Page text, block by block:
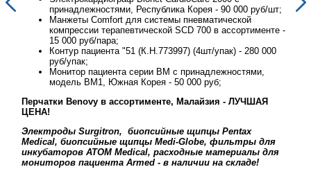
принадлежностями, Республика Корея - 90 000 руб/шт;
Манжеты Comfort для системы пневматической
компрессии терапевтической SCD 700 в ассортименте -
15 000 руб/пара;
Контур пациента "51 (К.Н.773997) (4шт/упак) - 280 000
руб/упак;
Монитор пациента серии BM с принадлежностями,
модель BM1, Южная Корея - 50 000 руб;
Перчатки Benovy в ассортименте, Малайзия - ЛУЧШАЯ
ЦЕНА!
Электроды Surgitron, биопсийные щипцы Pentax
Medical, биопсийные щипцы Medi-Globe, фильтры для
инкубаторов ATOM Medical, расходные материалы для
мониторов пациента Armed - в наличии на складе!